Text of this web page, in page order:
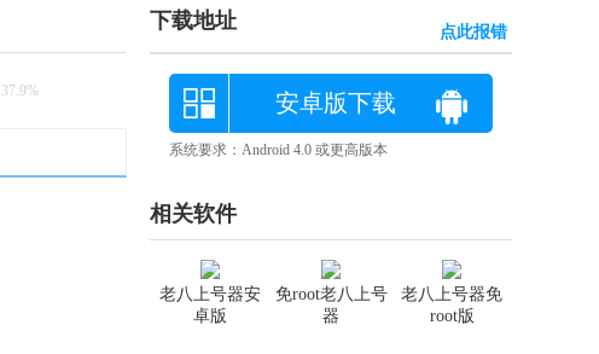
37.9%
下载地址 点此报错
安卓版下载
系统要求：Android 4.0 或更高版本
相关软件
老八上号器免
root版
免root老八上号
器
老八上号器安
卓版